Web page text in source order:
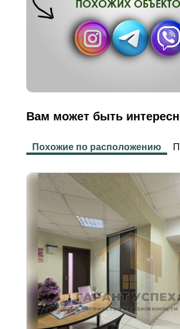
ПОХОЖИХ
Вам может быть
Похожие по расположению